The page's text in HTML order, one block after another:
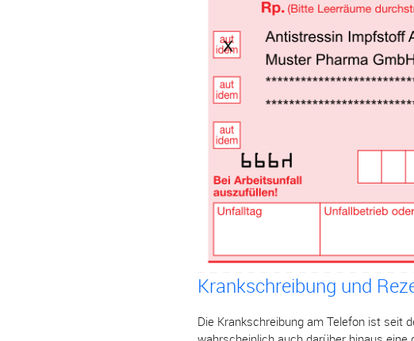
Krankschreibung und
Die Krankschreibung am Telefon ist seit